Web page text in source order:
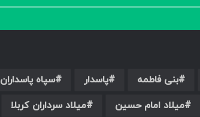
بنی فاطمه پاسدار سپاه پاسداران
میلاد امام حسین میلاد سرداران کربلا